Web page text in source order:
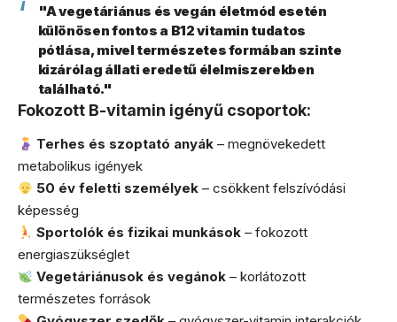
"A vegetáriánus és vegán életmód esetén
különösen fontos a B12 vitamin tudatos
pótlása, mivel természetes formában szinte
kizárólag állati eredetű élelmiszerekben
található."
Fokozott B-vitamin igényű csoportok:
Terhes és szoptató anyák – megnövekedett
metabolikus igények
50 év feletti személyek – csökkent felszívódási
képesség
Sportolók és fizikai munkások – fokozott
energiaszükséglet
Vegetáriánusok és vegánok – korlátozott
természetes források